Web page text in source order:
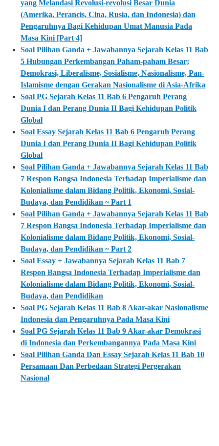
yang Melandasi Revolusi-revolusi Besar Dunia
(Amerika, Perancis, Cina, Rusia, dan Indonesia) dan
Pengaruhnya Bagi Kehidupan Umat Manusia Pada
Masa Kini [Part 4]
Soal Pilihan Ganda + Jawabannya Sejarah Kelas 11 Bab
5 Hubungan Perkembangan Paham-paham Besar;
Demokrasi, Liberalisme, Sosialisme, Nasionalisme, Pan-
Islamisme dengan Gerakan Nasionalisme di Asia-Afrika
Soal PG Sejarah Kelas 11 Bab 6 Pengaruh Perang
Dunia I dan Perang Dunia II Bagi Kehidupan Politik
Global
Soal Essay Sejarah Kelas 11 Bab 6 Pengaruh Perang
Dunia I dan Perang Dunia II Bagi Kehidupan Politik
Global
Soal Pilihan Ganda + Jawabannya Sejarah Kelas 11 Bab
7 Respon Bangsa Indonesia Terhadap Imperialisme dan
Kolonialisme dalam Bidang Politik, Ekonomi, Sosial-
Budaya, dan Pendidikan ~ Part 1
Soal Pilihan Ganda + Jawabannya Sejarah Kelas 11 Bab
7 Respon Bangsa Indonesia Terhadap Imperialisme dan
Kolonialisme dalam Bidang Politik, Ekonomi, Sosial-
Budaya, dan Pendidikan ~ Part 2
Soal Essay + Jawabannya Sejarah Kelas 11 Bab 7
Respon Bangsa Indonesia Terhadap Imperialisme dan
Kolonialisme dalam Bidang Politik, Ekonomi, Sosial-
Budaya, dan Pendidikan
Soal PG Sejarah Kelas 11 Bab 8 Akar-akar Nasionalisme
Indonesia dan Pengaruhnya Pada Masa Kini
Soal PG Sejarah Kelas 11 Bab 9 Akar-akar Demokrasi
di Indonesia dan Perkembangannya Pada Masa Kini
Soal Pilihan Ganda Dan Essay Sejarah Kelas 11 Bab 10
Persamaan Dan Perbedaan Strategi Pergerakan
Nasional